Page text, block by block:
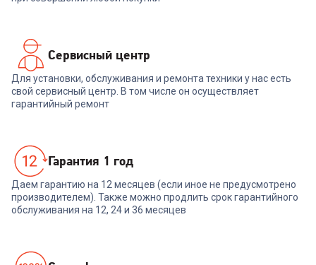
Сервисный центр
Для установки, обслуживания и ремонта техники у нас есть
свой сервисный центр. В том числе он осуществляет
гарантийный ремонт
Гарантия 1 год
Даем гарантию на 12 месяцев (если иное не предусмотрено
производителем). Также можно продлить срок гарантийного
обслуживания на 12, 24 и 36 месяцев